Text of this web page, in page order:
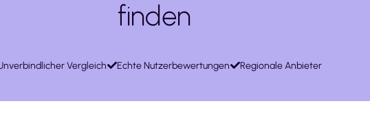
finden
Vergleich Echte Nutzerbewertungen Regionale Anbieter